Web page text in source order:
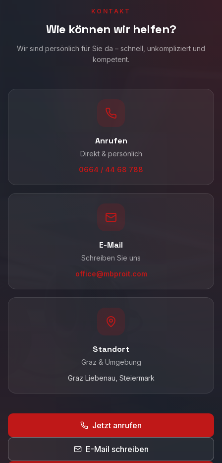
KONTAKT
Wie können wir helfen?
Wir sind persönlich für Sie da – schnell, unkompliziert und
kompetent.
Anrufen
Direkt & persönlich
0664 / 44 68 788
E-Mail
Schreiben Sie uns
office@mbproit.com
Standort
Graz & Umgebung
Graz Liebenau , Steiermark
Jetzt anrufen
E-Mail schreiben